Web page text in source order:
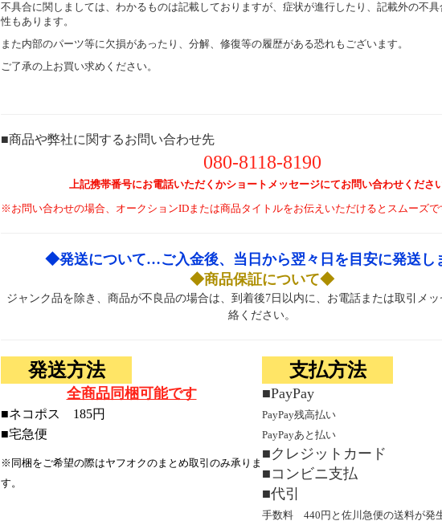
不具合に関しましては、わかるものは記載しておりますが、症状が進行したり、記載外の不
性もあります。
また内部のパーツ等に欠損があったり、分解、修復等の履歴がある恐れもございます。
ご了承の上お買い求めください。
■商品や弊社に関するお問い合わせ先
080-8118-8190
上記携帯番号にお電話いただくかショートメッセージにてお問い合わせください
※お問い合わせの場合、オークションIDまたは商品タイトルをお伝えいただけるとスムーズで
◆発送について…ご入金後、当日から翌々日を目安に発送
◆商品保証について◆
ジャンク品を除き、商品が不良品の場合は、到着後7日以内に、お電話または取引メ
絡ください。
発送方法
全商品同梱可能です
■ネコポス 185円
■宅急便
※同梱をご希望の際はヤフオクのまとめ取引のみ承りま
す。
支払方法
■PayPay
PayPay残高払い
PayPayあと払い
■クレジットカード
■コンビニ支払
■代引
手数料 440円と佐川急便の送料が発